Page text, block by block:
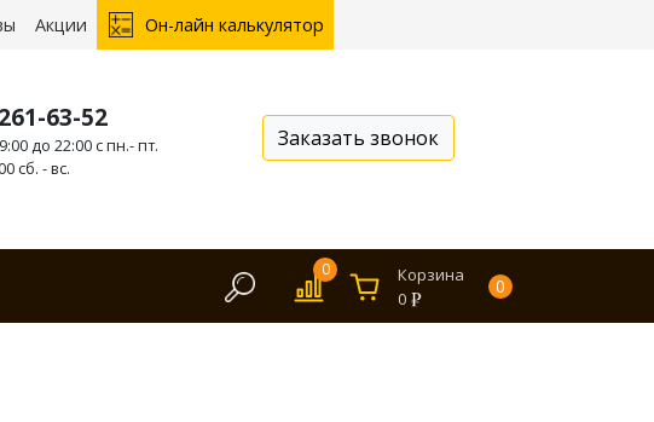
Акции Он-лайн калькулятор
63-52
до 22:00 с пн.- пт.
сб. - вс.
Заказать звонок
0
Корзина
0
0